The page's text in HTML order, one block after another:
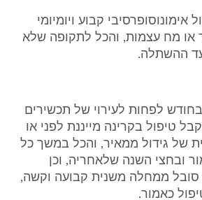
אימונוסופרסיבי קבוע ויומיומי
מח עצמות, והכל לתקופה שלא
ההשתלה.
בחודש לפחות לעירוי של תכשירים
טיפול בקרינה מייננת לפני או
של גידול ממאיר, והכל במשך כל
ובחצי השנה שלאחריה, וכן
ממחלה משנית קבועה וקשה,
כאמור.